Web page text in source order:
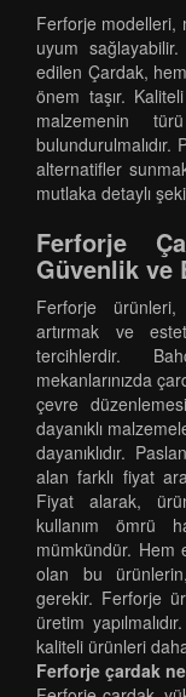
Ferforje modelleri,
uyum
edilen Çardak,
önem taşır.
malzemenin
alternatifler
mutlaka detaylı
Ferforje
Güvenlik ve
Ferforje
artırmak ve
tercihlerdir.
mekanlarınızda
çevre
dayanıklı
dayanıklıdır.
alan farklı fiyat
Fiyat alarak,
kullanım ömrü
mümkündür. Hem
olan bu
gerekir. Ferforje
üretim
kaliteli ürünleri
Ferforje çardak